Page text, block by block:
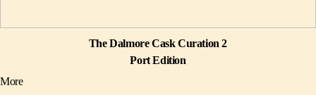
The Dalmore Cask Curation 2
Port Edition
More